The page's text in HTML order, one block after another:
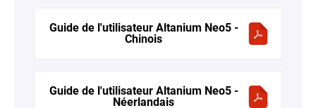
Guide de l'utilisateur Altanium Neo5 -
Chinois
Guide de l'utilisateur Altanium Neo5 -
Néerlandais